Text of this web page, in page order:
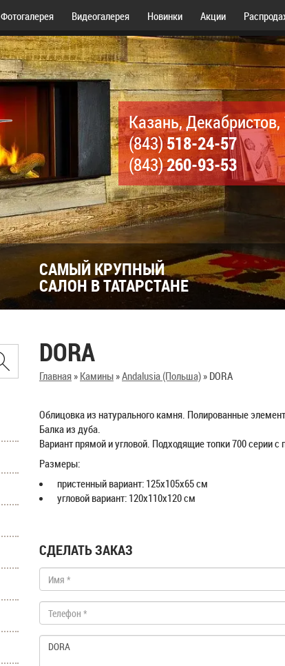
Фотогалерея Видеогалерея Новинки Акции
Казань, Декабристов,
(843)518-24-57
(843)260-93-53
САМЫЙ КРУПНЫЙ
САЛОН В ТАТАРСТАНЕ
DORA
Главная» Камины»Andalusia (Польша)» DORA
Облицовка из натурального камня. Полированные
Балка из дуба.
Вариант прямой и угловой. Подходящие топки 700 серии
Размеры:
пристенный вариант: 125x105x65 см
угловой вариант: 120x110x120 см
СДЕЛАТЬ ЗАКАЗ